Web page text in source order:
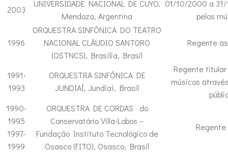
2003
UNIVERSIDADE NACIONAL DE CUYO,
Mendoza, Argentina
01/10/2000 a
pelos
1996
ORQUESTRA SINFÔNICA DO TEATRO
NACIONAL CLÁUDIO SANTORO
(OSTNCS), Brasília, Brasil
Regente
1991-
1993
ORQUESTRA SINFÔNICA DE
JUNDIAÍ, Jundiaí, Brasil
Regente
músicos
1990-
1995
1997-
1999
ORQUESTRA DE CORDAS do
Conservatório Villa-Lobos –
Fundação Instituto Tecnológico de
Osasco (FITO), Osasco, Brasil